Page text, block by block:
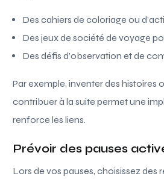
Des cahiers de coloriage ou
Des jeux de société de voyage
Des défis d’observation et de
Par exemple, inventer des histoires
contribuer à la suite permet une
renforce les liens.
Prévoir des pauses
Lors de vos pauses, choisissez des